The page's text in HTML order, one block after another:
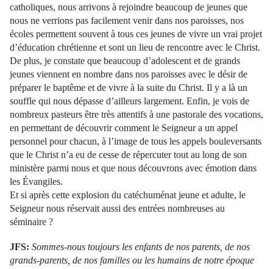
catholiques, nous arrivons à rejoindre beaucoup de jeunes que
nous ne verrions pas facilement venir dans nos paroisses, nos
écoles permettent souvent à tous ces jeunes de vivre un vrai projet
d’éducation chrétienne et sont un lieu de rencontre avec le Christ.
De plus, je constate que beaucoup d’adolescent et de grands
jeunes viennent en nombre dans nos paroisses avec le désir de
préparer le baptême et de vivre à la suite du Christ. Il y a là un
souffle qui nous dépasse d’ailleurs largement. Enfin, je vois de
nombreux pasteurs être très attentifs à une pastorale des vocations,
en permettant de découvrir comment le Seigneur a un appel
personnel pour chacun, à l’image de tous les appels bouleversants
que le Christ n’a eu de cesse de répercuter tout au long de son
ministère parmi nous et que nous découvrons avec émotion dans
les Évangiles.
Et si après cette explosion du catéchuménat jeune et adulte, le
Seigneur nous réservait aussi des entrées nombreuses au
séminaire ?
JFS: Sommes-nous toujours les enfants de nos parents, de nos
grands-parents, de nos familles ou les humains de notre époque